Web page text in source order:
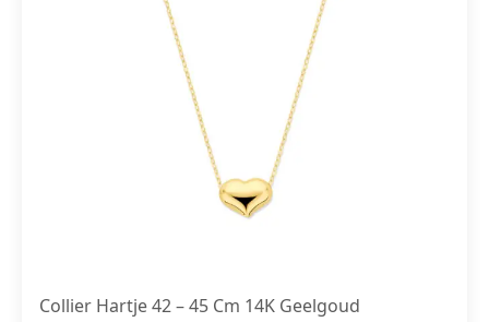
Collier Hartje 42 – 45 Cm 14K Geelgoud